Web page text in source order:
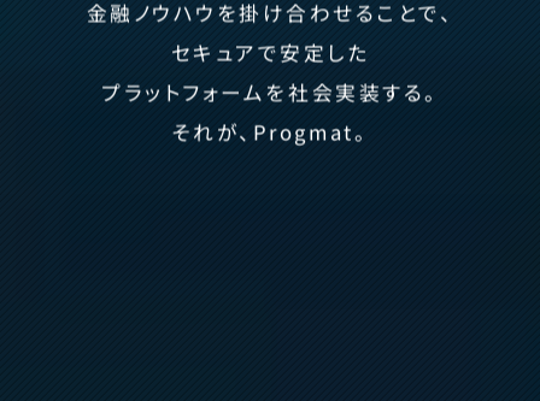
金融ノウハウを掛け合わせることで、
セキュアで安定した
プラットフォームを社会実装する。
それが、Progmat。